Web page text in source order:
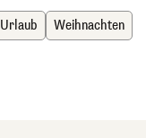
Urlaub
Weihnachten